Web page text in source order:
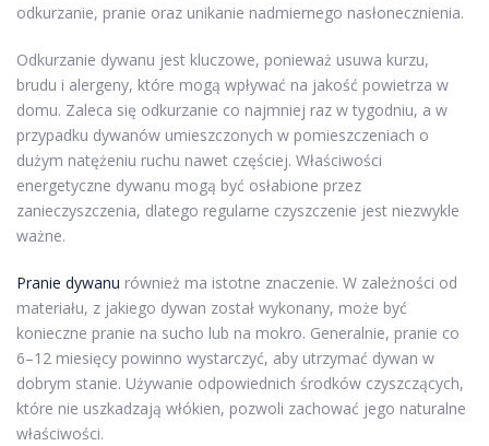
odkurzanie, pranie oraz unikanie nadmiernego nasłonecznienia.
Odkurzanie dywanu jest kluczowe, ponieważ usuwa kurzu,
brudu i alergeny, które mogą wpływać na jakość powietrza w
domu. Zaleca się odkurzanie co najmniej raz w tygodniu, a w
przypadku dywanów umieszczonych w pomieszczeniach o
dużym natężeniu ruchu nawet częściej. Właściwości
energetyczne dywanu mogą być osłabione przez
zanieczyszczenia, dlatego regularne czyszczenie jest niezwykle
ważne.
Pranie dywanu również ma istotne znaczenie. W zależności od
materiału, z jakiego dywan został wykonany, może być
konieczne pranie na sucho lub na mokro. Generalnie, pranie co
6–12 miesięcy powinno wystarczyć, aby utrzymać dywan w
dobrym stanie. Używanie odpowiednich środków czyszczących,
które nie uszkadzają włókien, pozwoli zachować jego naturalne
właściwości.